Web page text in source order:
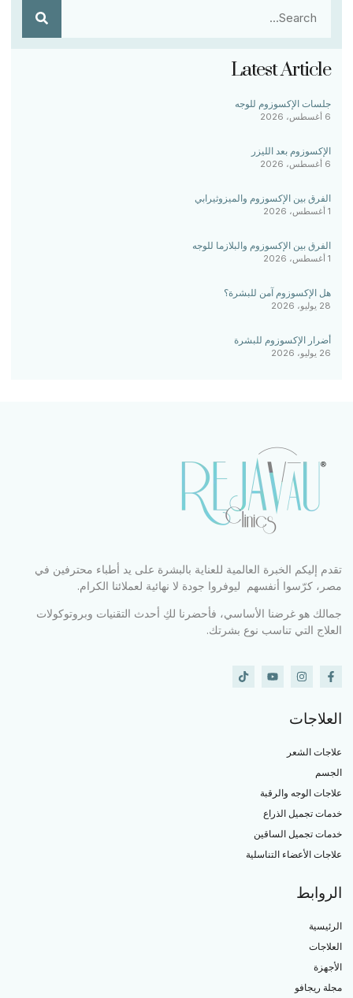
Latest Article
جلسات الإكسوزوم للوجه
6 أغسطس، 2026
الإكسوزوم بعد الليزر
6 أغسطس، 2026
الفرق بين الإكسوزوم والميزوثيرابي
1 أغسطس، 2026
الفرق بين الإكسوزوم والبلازما للوجه
1 أغسطس، 2026
هل الإكسوزوم آمن للبشرة؟
28 يوليو، 2026
أضرار الإكسوزوم للبشرة
26 يوليو، 2026
تقدم إليكم الخبرة العالمية للعناية بالبشرة على يد أطباء محترفين في
مصر، كرّسوا أنفسهم ليوفروا جودة لا نهائية لعملائنا الكرام.
جمالك هو غرضنا الأساسي، فأحضرنا لكِ أحدث التقنيات وبروتوكولات
العلاج التي تناسب نوع بشرتك.
العلاجات
علاجات الشعر
الجسم
علاجات الوجه والرقبة
خدمات تجميل الذراع
خدمات تجميل الساقين
علاجات الأعضاء التناسلية
الروابط
الرئيسية
العلاجات
الأجهزة
مجلة ريجافو